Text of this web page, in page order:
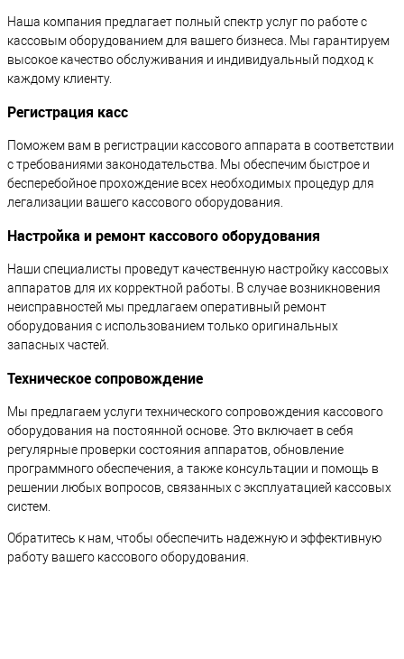
Наша компания предлагает полный спектр услуг по работе с
кассовым оборудованием для вашего бизнеса. Мы гарантируем
высокое качество обслуживания и индивидуальный подход к
каждому клиенту.
Регистрация касс
Поможем вам в регистрации кассового аппарата в соответствии
с требованиями законодательства. Мы обеспечим быстрое и
бесперебойное прохождение всех необходимых процедур для
легализации вашего кассового оборудования.
Настройка и ремонт кассового оборудования
Наши специалисты проведут качественную настройку кассовых
аппаратов для их корректной работы. В случае возникновения
неисправностей мы предлагаем оперативный ремонт
оборудования с использованием только оригинальных
запасных частей.
Техническое сопровождение
Мы предлагаем услуги технического сопровождения кассового
оборудования на постоянной основе. Это включает в себя
регулярные проверки состояния аппаратов, обновление
программного обеспечения, а также консультации и помощь в
решении любых вопросов, связанных с эксплуатацией кассовых
систем.
Обратитесь к нам, чтобы обеспечить надежную и эффективную
работу вашего кассового оборудования.